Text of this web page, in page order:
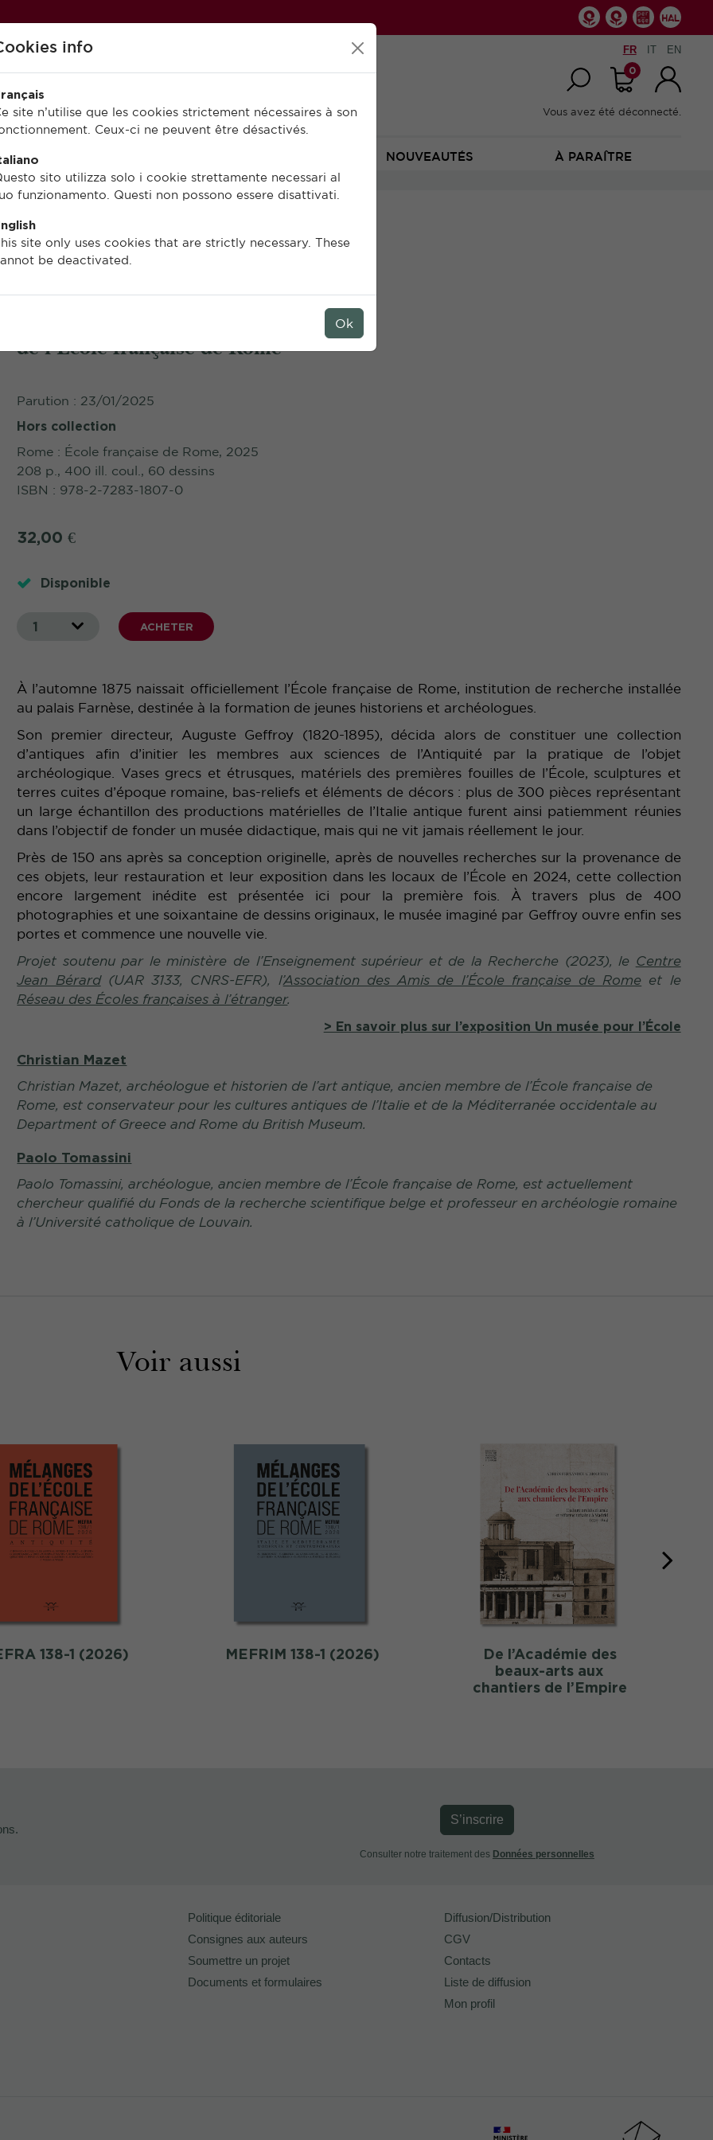
FR IT EN
0
Vous avez été déconnecté.
NOUVEAUTÉS À PARAÎTRE
Christian Mazet, Paolo Tomassini
de l’École française de Rome
Parution : 23/01/2025
Hors collection
Rome : École française de Rome, 2025
208 p., 400 ill. coul., 60 dessins
ISBN : 978-2-7283-1807-0
32,00 €
Disponible
1 ACHETER
À l’automne 1875 naissait officiellement l’École française de Rome, institution de recherche installée
au palais Farnèse, destinée à la formation de jeunes historiens et archéologues.
Son premier directeur, Auguste Geffroy (1820-1895), décida alors de constituer une collection
d’antiques afin d’initier les membres aux sciences de l’Antiquité par la pratique de l’objet
archéologique. Vases grecs et étrusques, matériels des premières fouilles de l’École, sculptures et
terres cuites d’époque romaine, bas-reliefs et éléments de décors : plus de 300 pièces représentant
un large échantillon des productions matérielles de l’Italie antique furent ainsi patiemment réunies
dans l’objectif de fonder un musée didactique, mais qui ne vit jamais réellement le jour.
Près de 150 ans après sa conception originelle, après de nouvelles recherches sur la provenance de
ces objets, leur restauration et leur exposition dans les locaux de l’École en 2024, cette collection
encore largement inédite est présentée ici pour la première fois. À travers plus de 400
photographies et une soixantaine de dessins originaux, le musée imaginé par Geffroy ouvre enfin ses
portes et commence une nouvelle vie.
Projet soutenu par le ministère de l’Enseignement supérieur et de la Recherche (2023), le Centre
Jean Bérard(UAR 3133, CNRS-EFR), l’Association des Amis de l’École française de Rome et le
Réseau des Écoles françaises à l’étranger.
> En savoir plus sur l’exposition Un musée pour l’École
Christian Mazet
Christian Mazet, archéologue et historien de l’art antique, ancien membre de l’École française de
Rome, est conservateur pour les cultures antiques de l’Italie et de la Méditerranée occidentale au
Department of Greece and Rome du British Museum.
Paolo Tomassini
Paolo Tomassini, archéologue, ancien membre de l’École française de Rome, est actuellement
chercheur qualifié du Fonds de la recherche scientifique belge et professeur en archéologie romaine
à l’Université catholique de Louvain.
Voir aussi
138-1 (2026) MEFRIM 138-1 (2026)
De l’Académie des
beaux-arts aux
chantiers de l’Empire
S’inscrire
Consulter notre traitement des Données personnelles
Politique éditoriale
Consignes aux auteurs
Soumettre un projet
Documents et formulaires
Diffusion/Distribution
CGV
Contacts
Liste de diffusion
Mon profil
info
site n’utilise que les cookies strictement nécessaires à son
Ceux-ci ne peuvent être désactivés.
sito utilizza solo i cookie strettamente necessari al
funzionamento. Questi non possono essere disattivati.
site only uses cookies that are strictly necessary. These
be deactivated.
Ok